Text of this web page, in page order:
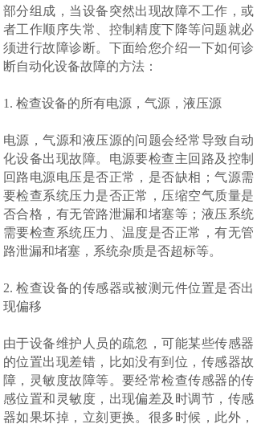
部分组成，当设备突然出现故障不工作，或
者工作顺序失常、控制精度下降等问题就必
须进行故障诊断。下面给您介绍一下如何诊
断自动化设备故障的方法：
1. 检查设备的所有电源，气源，液压源
电源，气源和液压源的问题会经常导致自动
化设备出现故障。电源要检查主回路及控制
回路电源电压是否正常，是否缺相；气源需
要检查系统压力是否正常，压缩空气质量是
否合格，有无管路泄漏和堵塞等；液压系统
需要检查系统压力、温度是否正常，有无管
路泄漏和堵塞，系统杂质是否超标等。
2. 检查设备的传感器或被测元件位置是否出
现偏移
由于设备维护人员的疏忽，可能某些传感器
的位置出现差错，比如没有到位，传感器故
障，灵敏度故障等。要经常检查传感器的传
感位置和灵敏度，出现偏差及时调节，传感
器如果坏掉，立刻更换。很多时候，此外，